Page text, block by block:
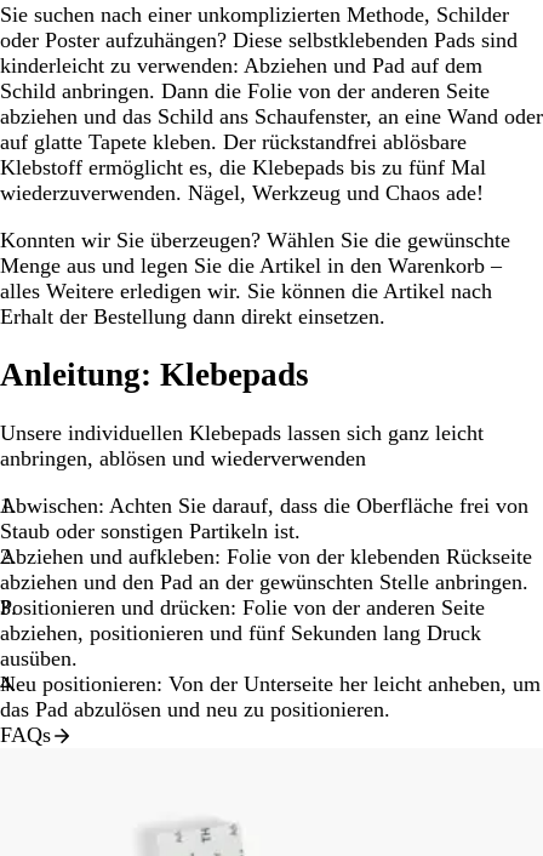
Sie suchen nach einer unkomplizierten Methode, Schilder
oder Poster aufzuhängen? Diese selbstklebenden Pads sind
kinderleicht zu verwenden: Abziehen und Pad auf dem
Schild anbringen. Dann die Folie von der anderen Seite
abziehen und das Schild ans Schaufenster, an eine Wand oder
auf glatte Tapete kleben. Der rückstandfrei ablösbare
Klebstoff ermöglicht es, die Klebepads bis zu fünf Mal
wiederzuverwenden. Nägel, Werkzeug und Chaos ade!
Konnten wir Sie überzeugen? Wählen Sie die gewünschte
Menge aus und legen Sie die Artikel in den Warenkorb –
alles Weitere erledigen wir. Sie können die Artikel nach
Erhalt der Bestellung dann direkt einsetzen.
Anleitung: Klebepads
Unsere individuellen Klebepads lassen sich ganz leicht
anbringen, ablösen und wiederverwenden
Abwischen: Achten Sie darauf, dass die Oberfläche frei von
Staub oder sonstigen Partikeln ist.
Abziehen und aufkleben: Folie von der klebenden Rückseite
abziehen und den Pad an der gewünschten Stelle anbringen.
Positionieren und drücken: Folie von der anderen Seite
abziehen, positionieren und fünf Sekunden lang Druck
ausüben.
Neu positionieren: Von der Unterseite her leicht anheben, um
das Pad abzulösen und neu zu positionieren.
FAQs